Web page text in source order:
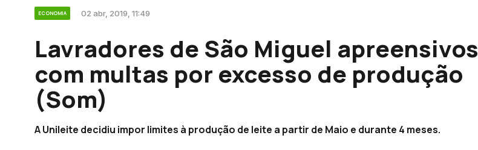
ECONOMIA 02 abr, 2019, 11:49
Lavradores de São Miguel apreensivos
com multas por excesso de produção
(Som)
A Unileite decidiu impor limites à produção de leite a partir de Maio e durante 4 meses.